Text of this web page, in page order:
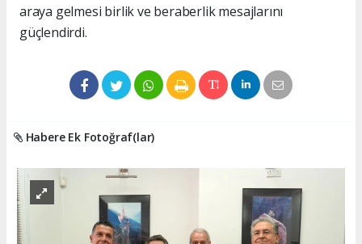
araya gelmesi birlik ve beraberlik mesajlarını
güçlendirdi.
Habere Ek Fotoğraf(lar)